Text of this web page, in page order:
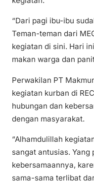
“Dari pagi ibu-ibu
Teman-teman dari
kegiatan di sini. Hari
makan warga dan
Perwakilan PT
kegiatan kurban di
hubungan dan
dengan masyarakat.
“Alhamdulillah
sangat antusias. Yang
kebersamaannya,
sama-sama terlibat